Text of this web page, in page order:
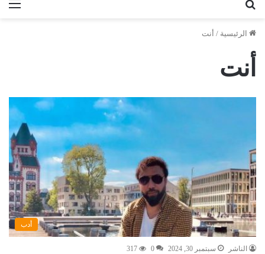
الرئيسية / أنت
أنت
أدب
الناشر سبتمبر 30, 2024 0
317